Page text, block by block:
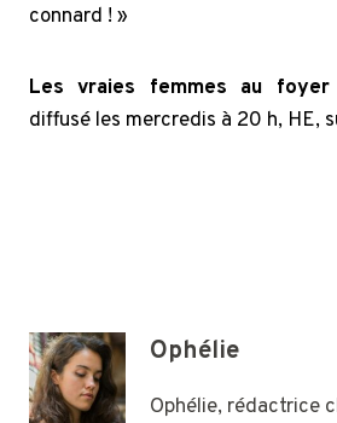
connard ! »
Les vraies femmes au
diffusé les mercredis à 20 h, HE,
Ophélie
Ophélie, rédactrice